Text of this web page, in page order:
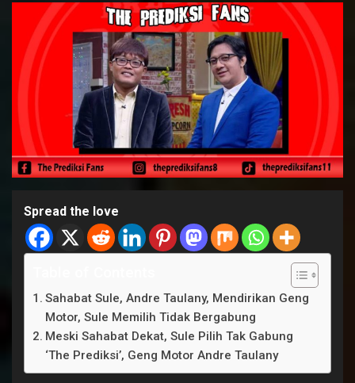
Spread the love
Sahabat Sule, Andre Taulany, Mendirikan Geng
Motor, Sule Memilih Tidak Bergabung
Meski Sahabat Dekat, Sule Pilih Tak Gabung
‘The Prediksi’, Geng Motor Andre Taulany